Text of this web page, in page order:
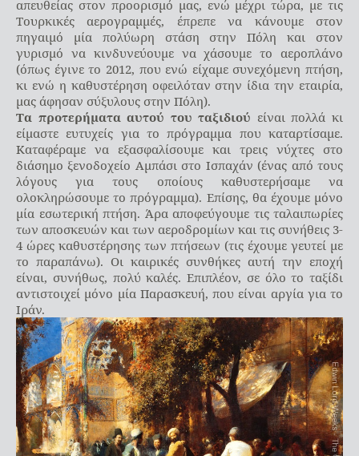
απευθείας στον προορισμό μας, ενώ μέχρι τώρα, με τις
Τουρκικές αερογραμμές, έπρεπε να κάνουμε στον
πηγαιμό μία πολύωρη στάση στην Πόλη και στον
γυρισμό να κινδυνεύουμε να χάσουμε το αεροπλάνο
(όπως έγινε το 2012, που ενώ είχαμε συνεχόμενη πτήση,
κι ενώ η καθυστέρηση οφειλόταν στην ίδια την εταιρία,
μας άφησαν σύξυλους στην Πόλη).
Τα προτερήματα αυτού του ταξιδιού είναι πολλά κι
είμαστε ευτυχείς για το πρόγραμμα που καταρτίσαμε.
Καταφέραμε να εξασφαλίσουμε και τρεις νύχτες στο
διάσημο ξενοδοχείο Αμπάσι στο Ισπαχάν (ένας από τους
λόγους για τους οποίους καθυστερήσαμε να
ολοκληρώσουμε το πρόγραμμα). Επίσης, θα έχουμε μόνο
μία εσωτερική πτήση. Άρα αποφεύγουμε τις ταλαιπωρίες
των αποσκευών και των αεροδρομίων και τις συνήθεις 3-
4 ώρες καθυστέρησης των πτήσεων (τις έχουμε γευτεί με
το παραπάνω). Οι καιρικές συνθήκες αυτή την εποχή
είναι, συνήθως, πολύ καλές. Επιπλέον, σε όλο το ταξίδι
αντιστοιχεί μόνο μία Παρασκευή, που είναι αργία για το
Ιράν.